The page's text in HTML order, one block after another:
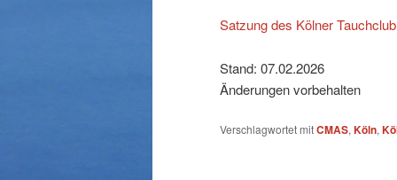
Satzung des Kölner
Stand: 07.02.2026
Änderungen vorbehalten
Verschlagwortet mitCMAS, Köln,